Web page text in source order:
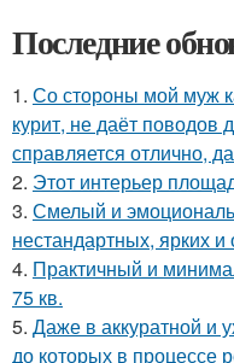
Последние
1. Со стороны мой муж
курит, не даёт поводов
справляется отлично,
2. Этот интерьер
3. Смелый и
нестандартных, ярких
4. Практичный и
75 кв.
5. Даже в аккуратной и
до которых в процессе